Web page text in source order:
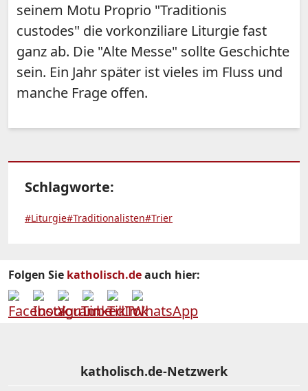
seinem Motu Proprio "Traditionis
custodes" die vorkonziliare Liturgie fast
ganz ab. Die "Alte Messe" sollte Geschichte
sein. Ein Jahr später ist vieles im Fluss und
manche Frage offen.
Schlagworte:
#Liturgie#Traditionalisten#Trier
Folgen Sie katholisch.deauch hier:
katholisch.de-Netzwerk